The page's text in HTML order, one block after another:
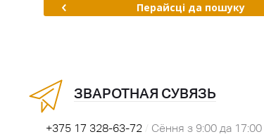
Перайсці да пошуку
ЗВАРОТНАЯ СУВЯЗЬ
+375 17 328-63-72 / Сёння з 9:00 да 17:00